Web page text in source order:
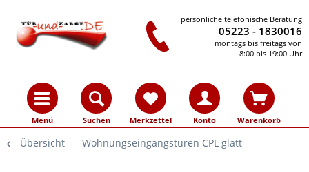
persönliche telefonische Beratung
05223 - 1830016
montags bis freitags von
8:00 bis 19:00 Uhr
Menü Suchen Merkzettel Konto Warenkorb
Übersicht Wohnungseingangstüren CPL glatt